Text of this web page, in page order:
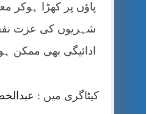
پاؤں پر کھڑا ہوکر
شہریوں کی عزت
ادائیگی بھی ممکن
کیٹاگری میں :